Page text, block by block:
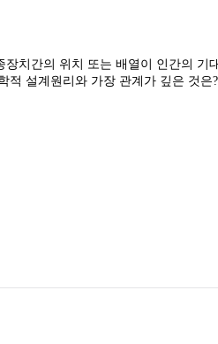
장치간의 위치 또는 배열이 인간의 기
적 설계원리와 가장 관계가 깊은 것은?